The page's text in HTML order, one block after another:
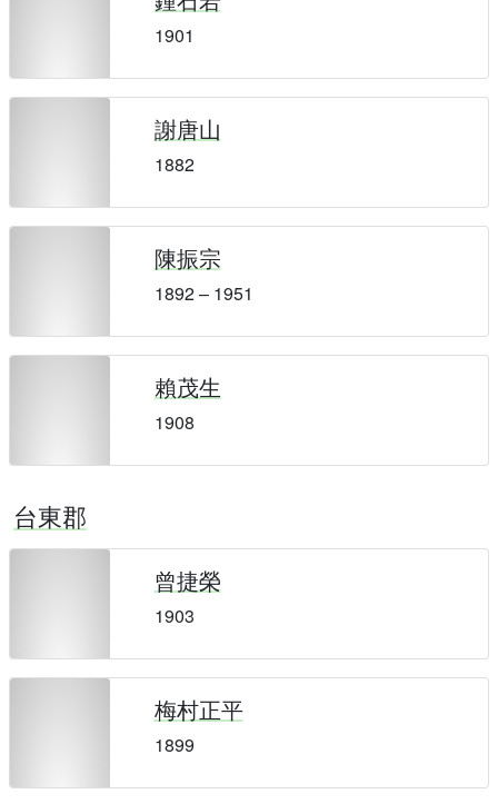
1901
謝唐山
1882
陳振宗
1892 – 1951
賴茂生
1908
台東郡
曾捷榮
1903
梅村正平
1899